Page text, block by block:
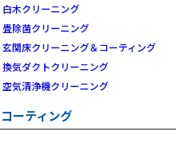
白木クリーニング
畳除菌クリーニング
玄関床クリーニング＆コーティング
換気ダクトクリーニング
空気清浄機クリーニング
コーティング